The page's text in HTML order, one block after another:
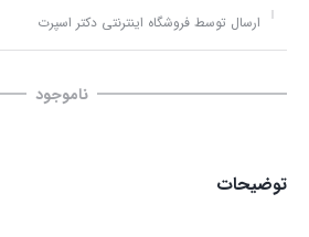
ارسال توسط فروشگاه اینترنتی دکتر اسپرت
ناموجود
توضیحات